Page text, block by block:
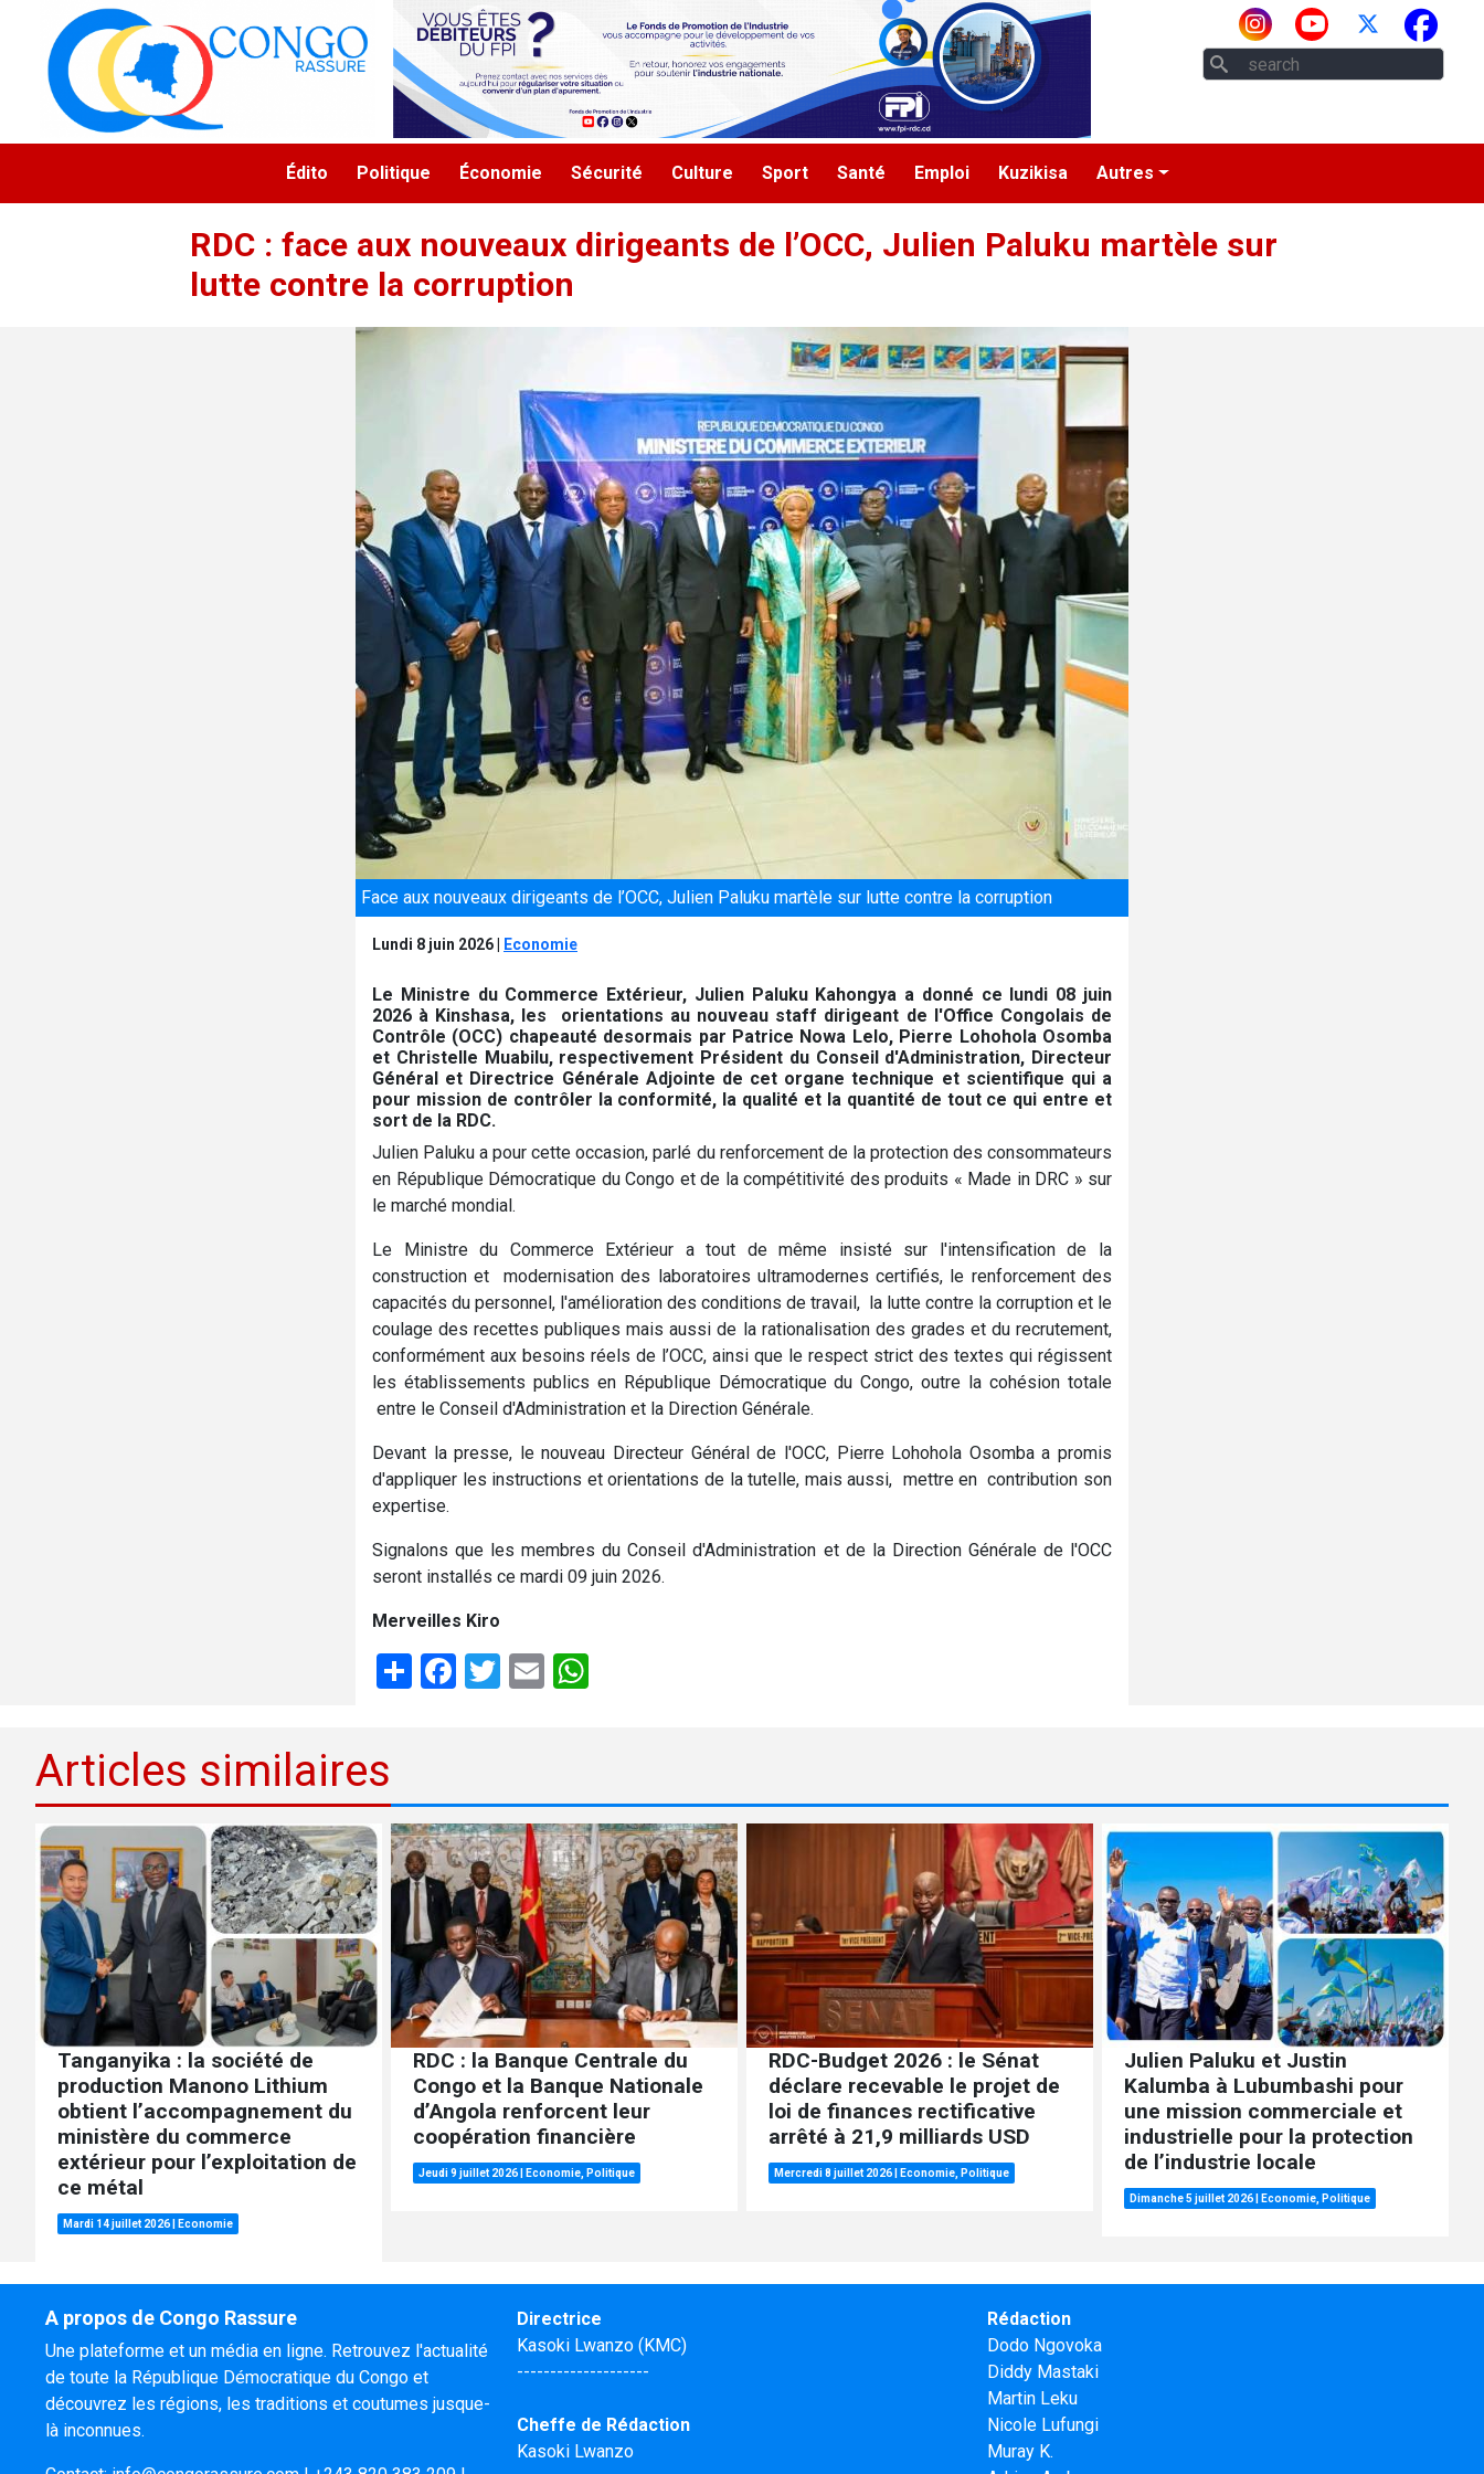
Aller au contenu principal
Navigation principale
Édito Politique Économie Sécurité Culture Sport Santé Emploi Kuzikisa Autres
RDC : face aux nouveaux dirigeants de l’OCC, Julien Paluku martèle sur
lutte contre la corruption
Face aux nouveaux dirigeants de l’OCC, Julien Paluku martèle sur lutte contre la corruption
Lundi 8 juin 2026 Economie
Le Ministre du Commerce Extérieur, Julien Paluku Kahongya a donné ce lundi 08 juin
2026 à Kinshasa, les orientations au nouveau staff dirigeant de l'Office Congolais de
Contrôle (OCC) chapeauté desormais par Patrice Nowa Lelo, Pierre Lohohola Osomba
et Christelle Muabilu, respectivement Président du Conseil d'Administration, Directeur
Général et Directrice Générale Adjointe de cet organe technique et scientifique qui a
pour mission de contrôler la conformité, la qualité et la quantité de tout ce qui entre et
sort de la RDC.
Julien Paluku a pour cette occasion, parlé du renforcement de la protection des consommateurs
en République Démocratique du Congo et de la compétitivité des produits « Made in DRC » sur
le marché mondial.
Le Ministre du Commerce Extérieur a tout de même insisté sur l'intensification de la
construction et modernisation des laboratoires ultramodernes certifiés, le renforcement des
capacités du personnel, l'amélioration des conditions de travail, la lutte contre la corruption et le
coulage des recettes publiques mais aussi de la rationalisation des grades et du recrutement,
conformément aux besoins réels de l’OCC, ainsi que le respect strict des textes qui régissent
les établissements publics en République Démocratique du Congo, outre la cohésion totale
entre le Conseil d'Administration et la Direction Générale.
Devant la presse, le nouveau Directeur Général de l'OCC, Pierre Lohohola Osomba a promis
d'appliquer les instructions et orientations de la tutelle, mais aussi, mettre en contribution son
expertise.
Signalons que les membres du Conseil d'Administration et de la Direction Générale de l'OCC
seront installés ce mardi 09 juin 2026.
Merveilles Kiro
ShareFacebook
Twitter
Email
Articles similaires
Tanganyika : la société de
production Manono Lithium
obtient l’accompagnement du
ministère du commerce
extérieur pour l’exploitation de
ce métal
Mardi 14 juillet 2026 Economie
RDC : la Banque Centrale du
Congo et la Banque Nationale
d’Angola renforcent leur
coopération financière
Jeudi 9 juillet 2026 Economie, Politique
RDC-Budget 2026 : le Sénat
déclare recevable le projet de
loi de finances rectificative
arrêté à 21,9 milliards USD
Mercredi 8 juillet 2026 Economie, Politique
Julien Paluku et Justin
Kalumba à Lubumbashi pour
une mission commerciale et
industrielle pour la protection
de l’industrie locale
Dimanche 5 juillet 2026 Economie, Politique
A propos de Congo Rassure
Une plateforme et un média en ligne. Retrouvez l'actualité
de toute la République Démocratique du Congo et
découvrez les régions, les traditions et coutumes jusque-
là inconnues.
Directrice
Kasoki Lwanzo (KMC)
--------------------
Cheffe de Rédaction
Kasoki Lwanzo
Rédaction
Dodo Ngovoka
Diddy Mastaki
Martin Leku
Nicole Lufungi
Muray K.